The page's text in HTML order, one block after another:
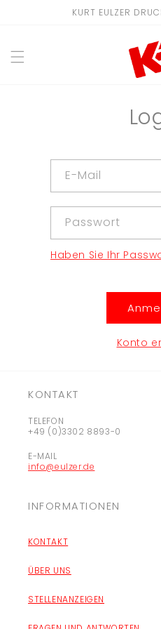
KURT EULZER
E-Mail
Passwort
Haben Sie Ihr
Konto
KONTAKT
TELEFON
+49 (0)3302 8893-0
E-MAIL
info@eulzer.de
INFORMATIONEN
KONTAKT
ÜBER UNS
STELLENANZEIGEN